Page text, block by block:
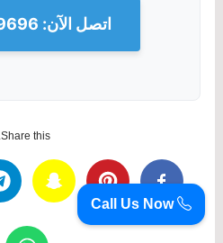
اتصل الآن: 0560329696
Share this...
Call Us Now